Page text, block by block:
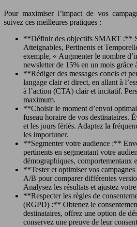
Pour maximiser l’impact de vos
suivez ces meilleures pratiques :
**Définir des objectifs SMART :**
Atteignables, Pertinents et
exemple, « Augmenter le nombre
newsletter de 15% en un mois grâce
**Rédiger des messages concis et
langage clair et direct, en allant à
à l’action (CTA) clair et incitatif.
maximum.
**Choisir le moment d’envoi
fuseau horaire de vos destinataires.
et les jours fériés. Adaptez la
les importuner.
**Segmenter votre audience :**
pertinents en segmentant votre
démographiques, comportementaux
**Tester et optimiser vos
A/B pour comparer différentes
Analysez les résultats et ajustez
**Respecter les règles de
(RGPD) :** Obtenez le
destinataires, offrez une option de
conservez une preuve de leur